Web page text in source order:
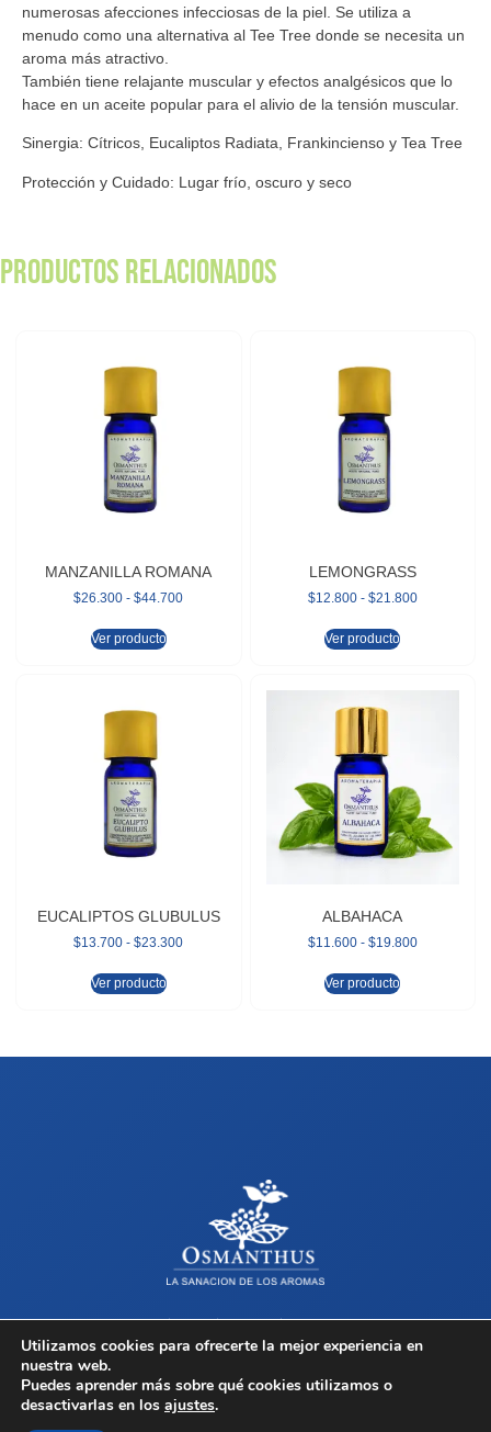
numerosas afecciones infecciosas de la piel. Se utiliza a
menudo como una alternativa al Tee Tree donde se necesita un
aroma más atractivo.
También tiene relajante muscular y efectos analgésicos que lo
hace en un aceite popular para el alivio de la tensión muscular.
Sinergia: Cítricos, Eucaliptos Radiata, Frankincienso y Tea Tree
Protección y Cuidado: Lugar frío, oscuro y seco
Productos relacionados
MANZANILLA ROMANA
$26.300 - $44.700
Ver producto
LEMONGRASS
$12.800 - $21.800
Ver producto
EUCALIPTOS GLUBULUS
$13.700 - $23.300
Ver producto
ALBAHACA
$11.600 - $19.800
Ver producto
Sobre OsmanthusTiendaContactoTérminos y Condiciones
Copyright © 2026 Osmanthus, Todos los derechos reservados.
Utilizamos cookies para ofrecerte la mejor experiencia en
nuestra web.
Puedes aprender más sobre qué cookies utilizamos o
desactivarlas en los ajustes.